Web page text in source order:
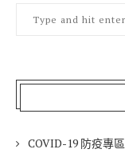
COVID-19 防疫專區